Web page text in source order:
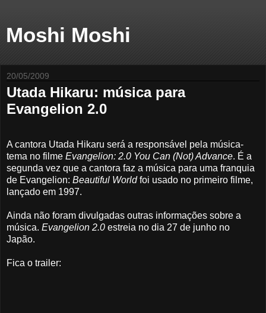
Moshi Moshi
20/05/2009
Utada Hikaru: música para
Evangelion 2.0
A cantora Utada Hikaru será a responsável pela música-
tema no filme Evangelion: 2.0 You Can (Not) Advance. É a
segunda vez que a cantora faz a música para uma franquia
de Evangelion: Beautiful Worldfoi usado no primeiro filme,
lançado em 1997.
Ainda não foram divulgadas outras informações sobre a
música. Evangelion 2.0 estreia no dia 27 de junho no
Japão.
Fica o trailer: